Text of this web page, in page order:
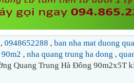
, 0948652288 , ban nha mat duong
, nha quang trung ha dong ,
Quang Trung Hà Đông 90m2x5T